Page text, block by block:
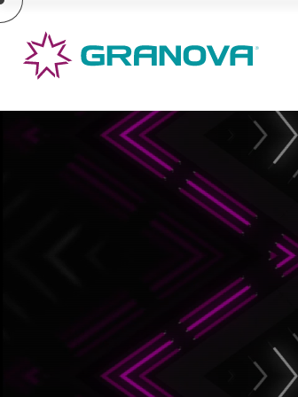
Granova Ambalaj Tasarım &
Ürün Geliştirme